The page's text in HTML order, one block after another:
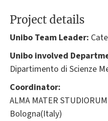
Project details
Unibo Team Leader:
Unibo involved
Dipartimento di Scienze
Coordinator:
ALMA MATER
Bologna(Italy)